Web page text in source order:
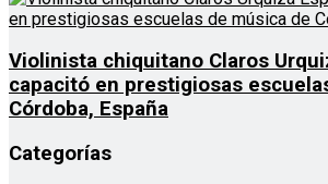
Violinista chiquitano Claros
capacitó en prestigiosas
Córdoba, España
Categorías